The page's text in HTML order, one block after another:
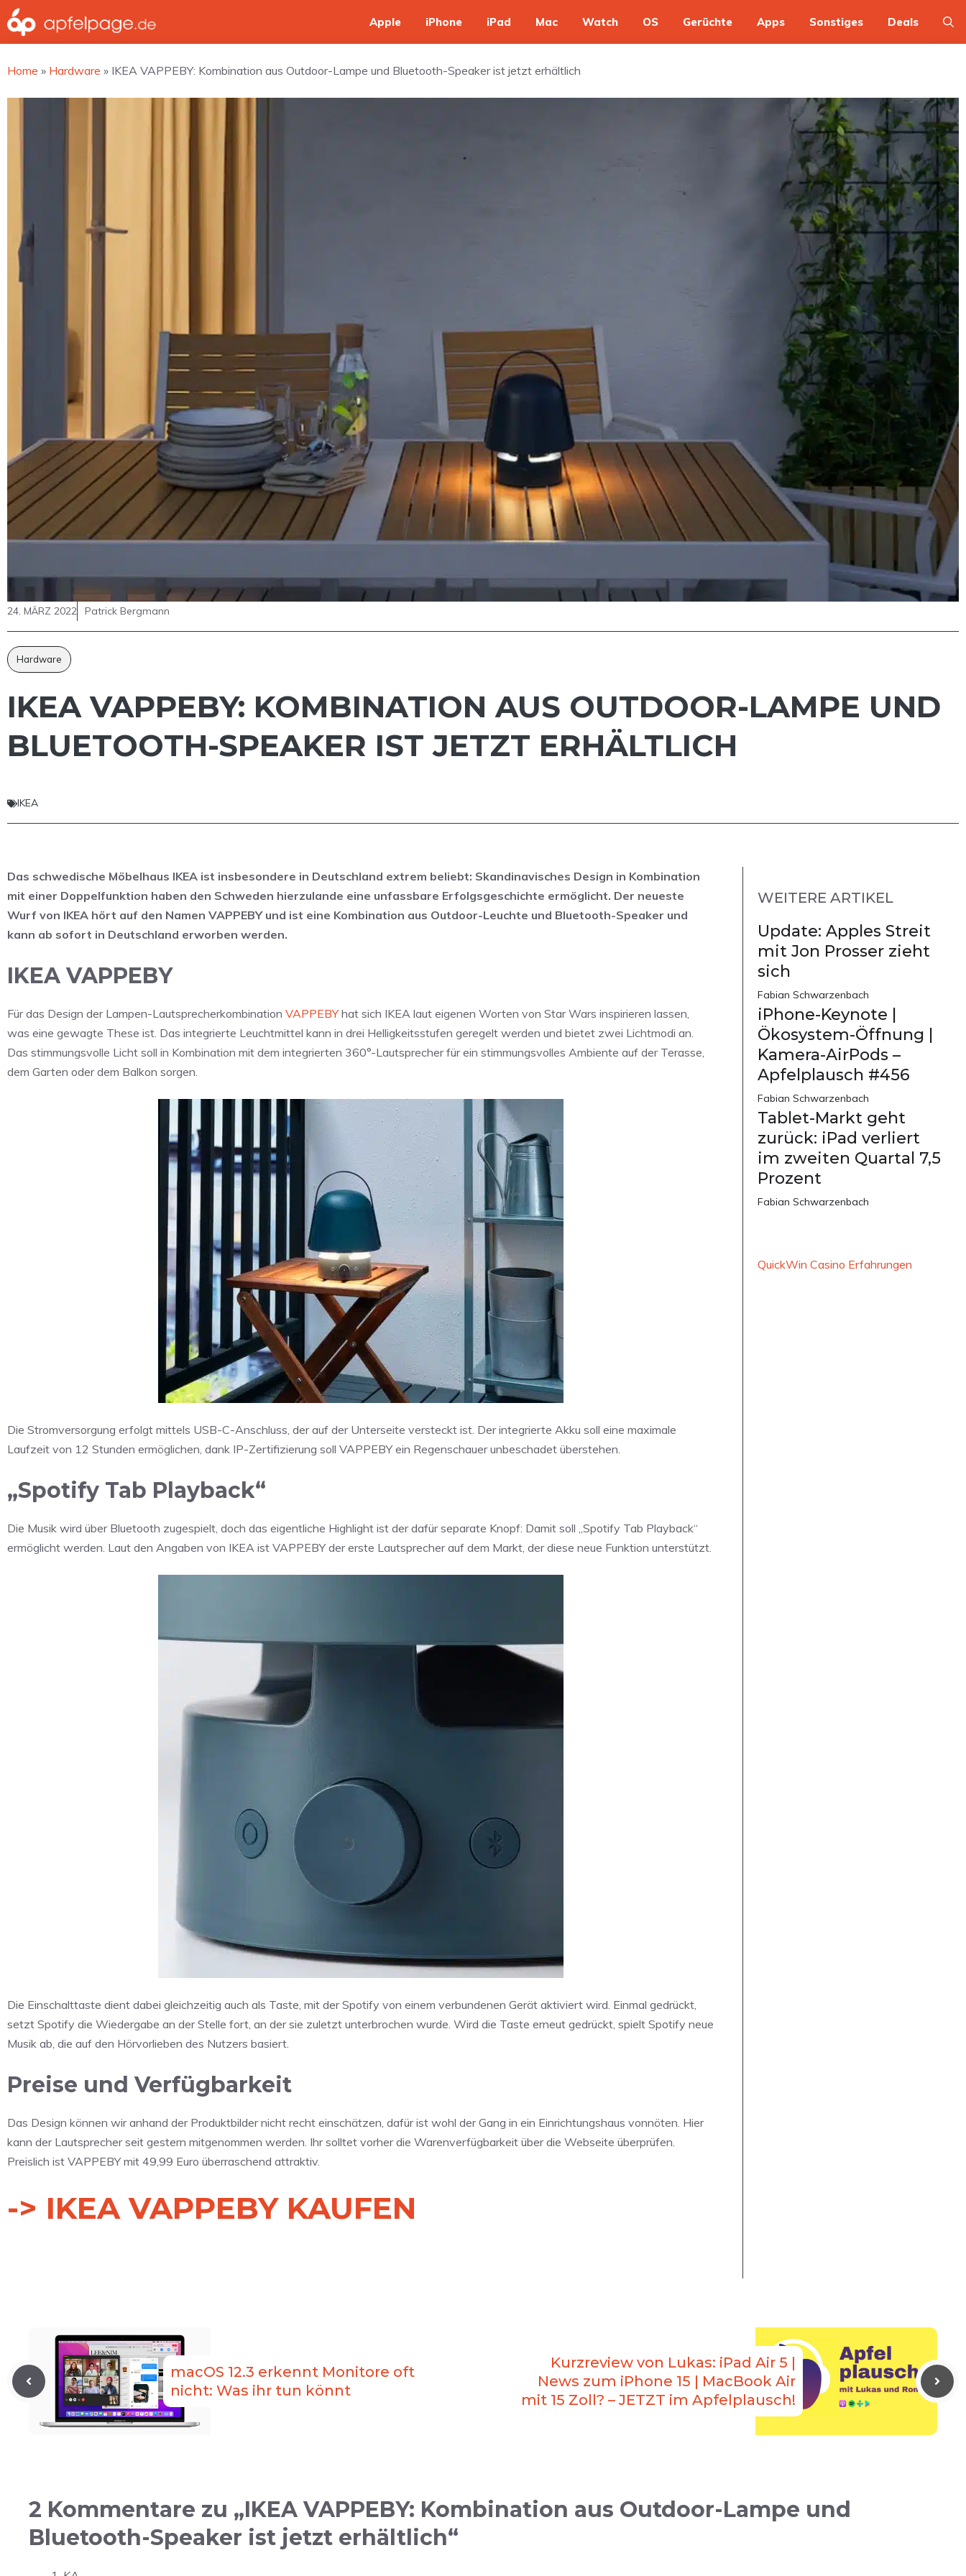
Zum
Inhalt
springen
Apple iPhone iPad Mac Watch OS Gerüchte Apps Sonstiges Deals
Home » Hardware » IKEA VAPPEBY: Kombination aus Outdoor-Lampe und Bluetooth-Speaker ist jetzt erhältlich
24. MÄRZ 2022 Patrick Bergmann
Hardware
IKEA VAPPEBY: KOMBINATION AUS OUTDOOR-LAMPE UND
BLUETOOTH-SPEAKER IST JETZT ERHÄLTLICH
IKEA
Das schwedische Möbelhaus IKEA ist insbesondere in Deutschland extrem beliebt: Skandinavisches Design in Kombination
mit einer Doppelfunktion haben den Schweden hierzulande eine unfassbare Erfolgsgeschichte ermöglicht. Der neueste
Wurf von IKEA hört auf den Namen VAPPEBY und ist eine Kombination aus Outdoor-Leuchte und Bluetooth-Speaker und
kann ab sofort in Deutschland erworben werden.
IKEA VAPPEBY
Für das Design der Lampen-Lautsprecherkombination VAPPEBYhat sich IKEA laut eigenen Worten von Star Wars inspirieren lassen,
was eine gewagte These ist. Das integrierte Leuchtmittel kann in drei Helligkeitsstufen geregelt werden und bietet zwei Lichtmodi an.
Das stimmungsvolle Licht soll in Kombination mit dem integrierten 360°-Lautsprecher für ein stimmungsvolles Ambiente auf der Terasse,
dem Garten oder dem Balkon sorgen.
Die Stromversorgung erfolgt mittels USB-C-Anschluss, der auf der Unterseite versteckt ist. Der integrierte Akku soll eine maximale
Laufzeit von 12 Stunden ermöglichen, dank IP-Zertifizierung soll VAPPEBY ein Regenschauer unbeschadet überstehen.
„Spotify Tab Playback“
Die Musik wird über Bluetooth zugespielt, doch das eigentliche Highlight ist der dafür separate Knopf: Damit soll „Spotify Tab Playback“
ermöglicht werden. Laut den Angaben von IKEA ist VAPPEBY der erste Lautsprecher auf dem Markt, der diese neue Funktion unterstützt.
Die Einschalttaste dient dabei gleichzeitig auch als Taste, mit der Spotify von einem verbundenen Gerät aktiviert wird. Einmal gedrückt,
setzt Spotify die Wiedergabe an der Stelle fort, an der sie zuletzt unterbrochen wurde. Wird die Taste erneut gedrückt, spielt Spotify neue
Musik ab, die auf den Hörvorlieben des Nutzers basiert.
Preise und Verfügbarkeit
Das Design können wir anhand der Produktbilder nicht recht einschätzen, dafür ist wohl der Gang in ein Einrichtungshaus vonnöten. Hier
kann der Lautsprecher seit gestern mitgenommen werden. Ihr solltet vorher die Warenverfügbarkeit über die Webseite überprüfen.
Preislich ist VAPPEBY mit 49,99 Euro überraschend attraktiv.
-> IKEA VAPPEBY KAUFEN
WEITERE ARTIKEL
Update: Apples Streit
mit Jon Prosser zieht
sich
Fabian Schwarzenbach
iPhone-Keynote |
Ökosystem-Öffnung |
Kamera-AirPods –
Apfelplausch #456
Fabian Schwarzenbach
Tablet-Markt geht
zurück: iPad verliert
im zweiten Quartal 7,5
Prozent
Fabian Schwarzenbach
QuickWin Casino Erfahrungen
macOS 12.3 erkennt Monitore oft
nicht: Was ihr tun könnt
Kurzreview von Lukas: iPad Air 5 |
News zum iPhone 15 | MacBook Air
mit 15 Zoll? – JETZT im Apfelplausch!
2 Kommentare zu „IKEA VAPPEBY: Kombination aus Outdoor-Lampe und
Bluetooth-Speaker ist jetzt erhältlich“